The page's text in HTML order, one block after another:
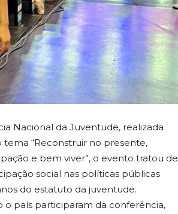
Nacional da Juventude, realizada
tema “Reconstruir no presente,
e bem viver”, o evento tratou de
social nas políticas públicas
do estatuto da juventude.
o país participaram da conferência,